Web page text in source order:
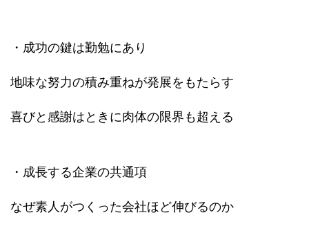
・成功の鍵は勤勉にあり
地味な努力の積み重ねが発展をもたらす
喜びと感謝はときに肉体の限界も超える
・成長する企業の共通項
なぜ素人がつくった会社ほど伸びるのか